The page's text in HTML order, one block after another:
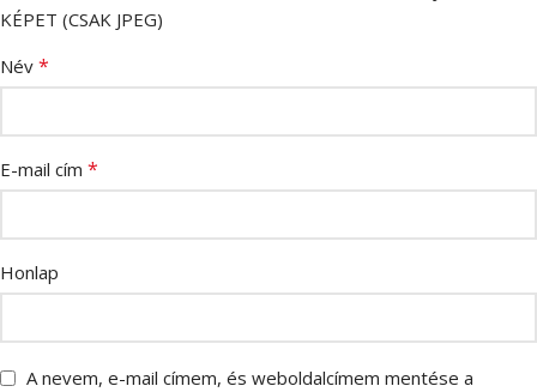
KÉPET (CSAK JPEG)
Név *
E-mail cím *
Honlap
A nevem, e-mail címem, és weboldalcímem mentése a